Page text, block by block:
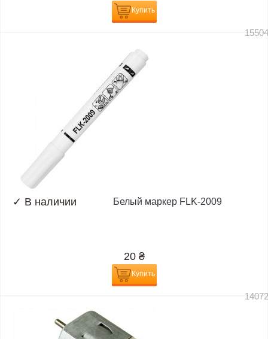
Купить
✓ В наличии Белый маркер FLK-2009
20 ₴
Купить